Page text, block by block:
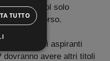
Attivo col solo
di concorso.
in poi? Gli aspiranti
dovranno avere altri titoli
TUTTO